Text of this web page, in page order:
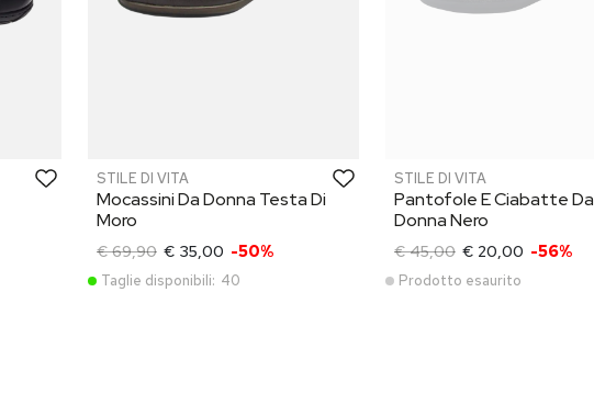
STILE DI VITA
Mocassini Da Donna Testa Di
Moro
€ 69,90 € 35,00 -50%
Taglie disponibili: 40
STILE DI VITA
Pantofole E Ciabatte Da
Donna Nero
€ 45,00 € 20,00 -56%
Prodotto esaurito